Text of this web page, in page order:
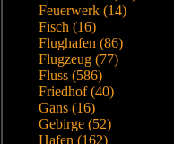
Feuerwerk (14)
Fisch (16)
Flughafen (86)
Flugzeug (77)
Fluss (586)
Friedhof (40)
Gans (16)
Gebirge (52)
Hafen (162)